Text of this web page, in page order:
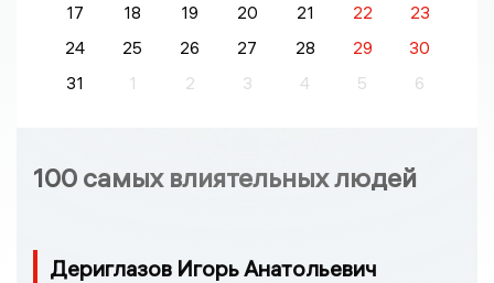
17
18 19 20 21 22
23
24
25 26 27 28 29
30
31
1 2 3 4 5 6
100 самых влиятельных людей
Дериглазов Игорь Анатольевич